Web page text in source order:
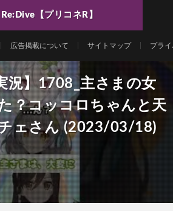
【プリコネR】
広告掲載について サイトマップ プラ
況】1708_主さまの女
？コッコロちゃんと天
ェさん (2023/03/18)